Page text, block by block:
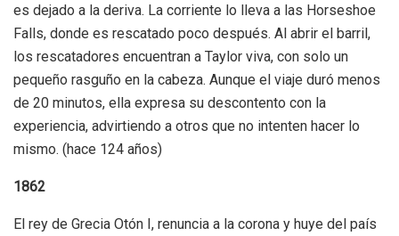
es dejado a la deriva. La corriente lo lleva a las Horseshoe
Falls, donde es rescatado poco después. Al abrir el barril,
los rescatadores encuentran a Taylor viva, con solo un
pequeño rasguño en la cabeza. Aunque el viaje duró menos
de 20 minutos, ella expresa su descontento con la
experiencia, advirtiendo a otros que no intenten hacer lo
mismo. (hace 124 años)
1862
El rey de Grecia Otón I, renuncia a la corona y huye del país